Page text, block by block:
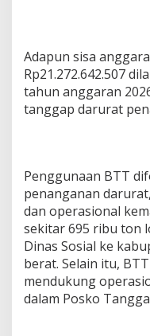
Adapun sisa
Rp21.272.642.507
tahun anggaran
tanggap darurat
Penggunaan BTT
penanganan
dan operasional
sekitar 695 ribu ton
Dinas Sosial ke
berat. Selain itu,
mendukung
dalam Posko